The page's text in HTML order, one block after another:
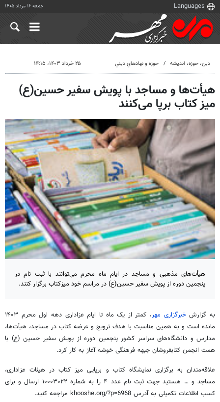
جمعه ۱۶ مرداد ۱۴۰۵
دين، حوزه، انديشه حوزه و نهادهاي ديني ۲۵ خرداد ۱۴۰۳، ۱۴:۱۵
هیأت‌ها و مساجد با پویش سفیر حسین(ع)
میز کتاب برپا می‌کنند
هیأت‌های مذهبی و مساجد در ایام ماه محرم می‌توانند با ثبت نام در
پنجمین دوره از پویش سفیر حسین(ع) در مراسم خود میزکتاب برگزار کنند.
به گزارشخبرگزاری مهر، کمتر از یک ماه تا ایام عزاداری دهه اول محرم ۱۴۰۳
مانده است و به همین مناسبت با هدف ترویج و عرضه کتاب در مساجد، هیأ‌ت‌ها،
مدارس و دانشگاه‌های سراسر کشور پنجمین دوره از پویش سفیر حسین (ع) با
همت انجمن کتابفروشان جبهه فرهنگی خوشه آغاز به کار کرد.
علاقه‌مندان به برگزاری نمایشگاه کتاب و برپایی میز کتاب در هیئات عزاداری،
مساجد و … هستید جهت ثبت نام عدد ۴ را به شماره ۱۰۰۰۳۰۲۲ ارسال و برای
کسب اطلاعات تکمیلی به آدرس khooshe.org/?p=6968 مراجعه کنید.